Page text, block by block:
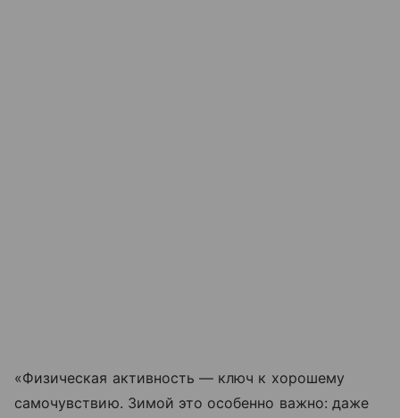
«Физическая активность — ключ к хорошему
самочувствию. Зимой это особенно важно: даже